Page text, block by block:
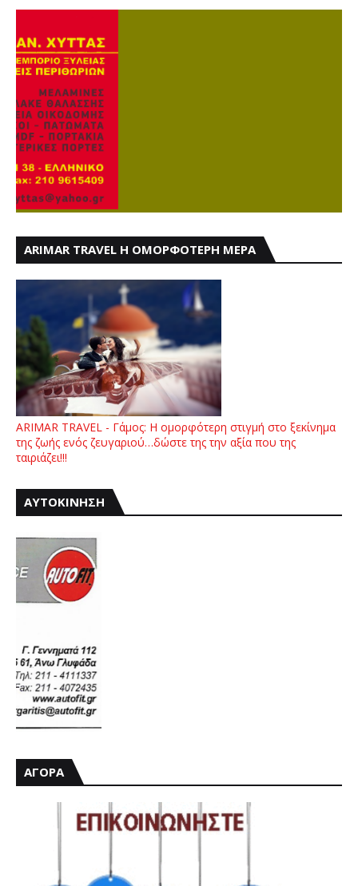
ARIMAR TRAVEL Η ΟΜΟΡΦΟΤΕΡΗ ΜΕΡΑ
ARIMAR TRAVEL - Γάμος: Η ομορφότερη στιγμή στο ξεκίνημα
της ζωής ενός ζευγαριού…δώστε της την αξία που της
ταιριάζει!!!
ΑΥΤΟΚΙΝΗΣΗ
ΑΓΟΡΑ